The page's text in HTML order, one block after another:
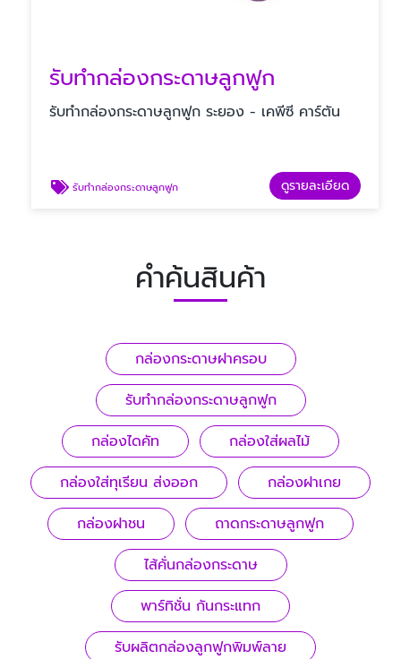
รับทํากล่องกระดาษลูกฟูก
รับทํากล่องกระดาษลูกฟูก ระยอง - เคพีซี คาร์ตัน
รับทํากล่องกระดาษลูกฟูก ดูรายละเอียด
คำค้นสินค้า
กล่องกระดาษฝาครอบ
รับทํากล่องกระดาษลูกฟูก
กล่องไดคัท
กล่องใส่ผลไม้
กล่องใส่ทุเรียน ส่งออก
กล่องฝาเกย
กล่องฝาชน
ถาดกระดาษลูกฟูก
ไส้คั่นกล่องกระดาษ
พาร์ทิชั่น กันกระแทก
รับผลิตกล่องลูกฟูกพิมพ์ลาย